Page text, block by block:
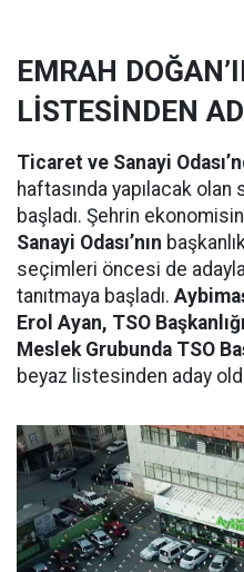
EMRAH
LİSTESİNDEN
Ticaret ve Sanayi
haftasında yapılacak
başladı. Şehrin
Sanayi Odası’nın
seçimleri öncesi de
tanıtmaya başladı.
Erol Ayan, TSO Başkanlığı
Meslek Grubunda TSO
beyaz listesinden aday